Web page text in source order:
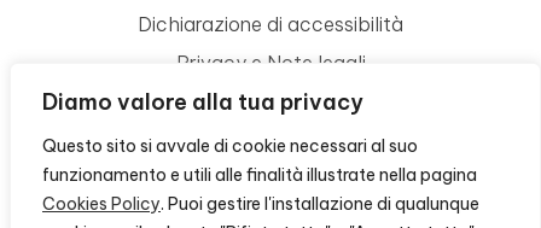
Diamo valore alla tua privacy
Questo sito si avvale di cookie necessari al suo
funzionamento e utili alle finalità illustrate nella pagina
Cookies Policy. Puoi gestire l'installazione di qualunque
Dichiarazione di accessibilità
Privacy e Note legali
Termini di utilizzo
Cookie policy
Contattaci